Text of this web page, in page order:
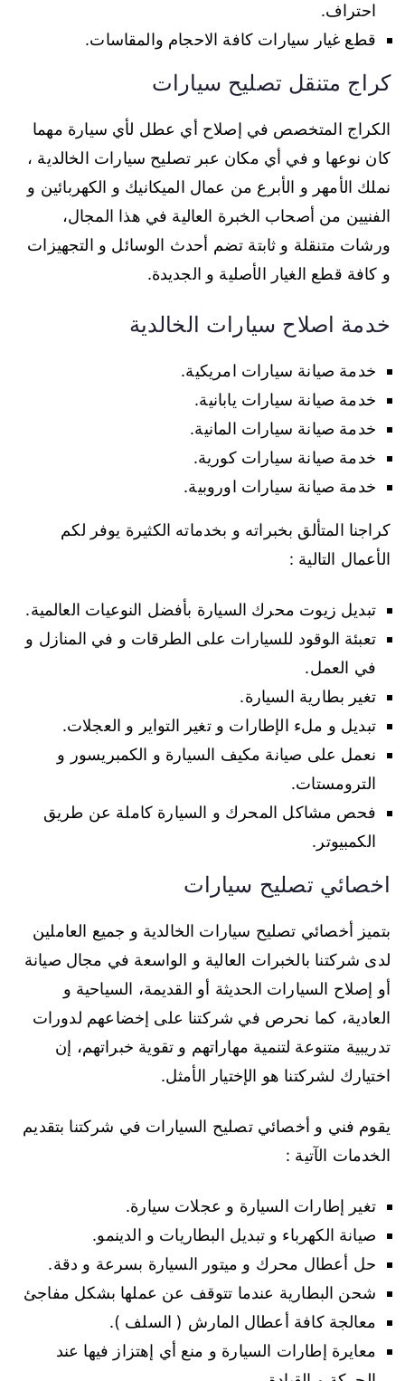
احتراف.
قطع غيار سيارات كافة الاحجام والمقاسات.
كراج متنقل تصليح سيارات
الكراج المتخصص في إصلاح أي عطل لأي سيارة مهما
كان نوعها و في أي مكان عبر تصليح سيارات الخالدية ،
نملك الأمهر و الأبرع من عمال الميكانيك و الكهربائين و
الفنيين من أصحاب الخبرة العالية في هذا المجال،
ورشات متنقلة و ثابتة تضم أحدث الوسائل و التجهيزات
و كافة قطع الغيار الأصلية و الجديدة.
خدمة اصلاح سيارات الخالدية
خدمة صيانة سيارات امريكية.
خدمة صيانة سيارات يابانية.
خدمة صيانة سيارات المانية.
خدمة صيانة سيارات كورية.
خدمة صيانة سيارات اوروبية.
كراجنا المتألق بخبراته و بخدماته الكثيرة يوفر لكم
الأعمال التالية :
تبديل زيوت محرك السيارة بأفضل النوعيات العالمية.
تعبئة الوقود للسيارات على الطرقات و في المنازل و
في العمل.
تغير بطارية السيارة.
تبديل و ملء الإطارات و تغير التواير و العجلات.
نعمل على صيانة مكيف السيارة و الكمبريسور و
الترومستات.
فحص مشاكل المحرك و السيارة كاملة عن طريق
الكمبيوتر.
اخصائي تصليح سيارات
بتميز أخصائي تصليح سيارات الخالدية و جميع العاملين
لدى شركتنا بالخبرات العالية و الواسعة في مجال صيانة
أو إصلاح السيارات الحديثة أو القديمة، السياحية و
العادية، كما نحرص في شركتنا على إخضاعهم لدورات
تدريبية متنوعة لتنمية مهاراتهم و تقوية خبراتهم، إن
اختيارك لشركتنا هو الإختيار الأمثل.
يقوم فني و أخصائي تصليح السيارات في شركتنا بتقديم
الخدمات الآتية :
تغير إطارات السيارة و عجلات سيارة.
صيانة الكهرباء و تبديل البطاريات و الدينمو.
حل أعطال محرك و ميتور السيارة بسرعة و دقة.
شحن البطارية عندما تتوقف عن عملها بشكل مفاجئ
معالجة كافة أعطال المارش ( السلف ).
معايرة إطارات السيارة و منع أي إهتزاز فيها عند